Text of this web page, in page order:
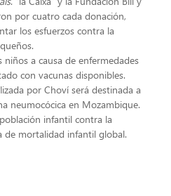
por cuatro cada donación,
los esfuerzos contra la
a causa de enfermedades
con vacunas disponibles.
por Choví será destinada a
neumocócica en Mozambique.
infantil contra la
de mortalidad infantil global.